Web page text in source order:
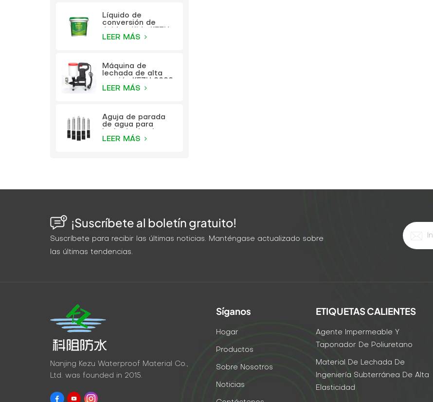
Líquido de
conversión de
(imprimación
LEER MÁS
Máquina de
lechada de alta
LEER MÁS
Aguja de parada
de agua para
presión KEZU
LEER MÁS
¡Suscríbete al boletín gratuito!
Suscríbete para recibir las últimas noticias. Manténgase actualizado sobre
las últimas tendencias.
Nanjing Kezu Waterproof Material Co.,
Ltd. was founded in 2015.
Síganos
Hogar
Productos
Sobre Nosotros
Noticias
ETIQUETAS CALIENTES
Agente Impermeable Y
Taponador De Poliuretano
Material De Lechada De
Ingeniería Subterránea De Alta
Elasticidad